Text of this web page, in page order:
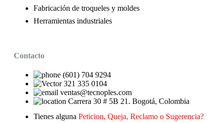
Fabricación de troqueles y moldes
Herramientas industriales
Contacto
(601) 704 9294
321 335 0104
ventas@tecnoples.com
Carrera 30 # 5B 21. Bogotá, Colombia
Tienes alguna Peticion, Queja, Reclamo o Sugerencia?